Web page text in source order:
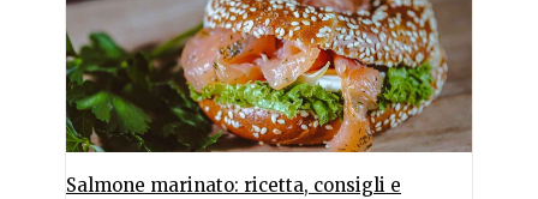
Salmone marinato: ricetta, consigli e